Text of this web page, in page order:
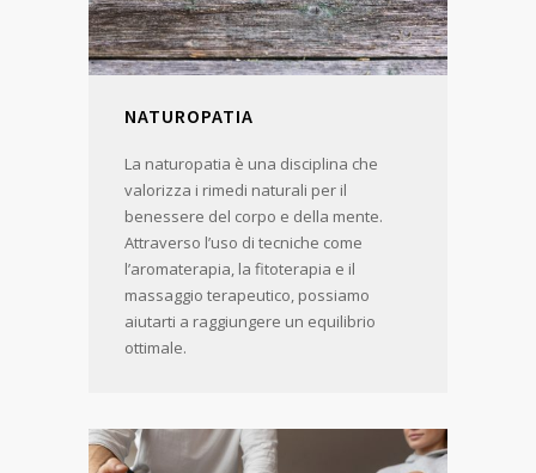
NATUROPATIA
La naturopatia è una disciplina che
valorizza i rimedi naturali per il
benessere del corpo e della mente.
Attraverso l’uso di tecniche come
l’aromaterapia, la fitoterapia e il
massaggio terapeutico, possiamo
aiutarti a raggiungere un equilibrio
ottimale.